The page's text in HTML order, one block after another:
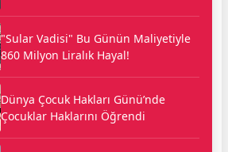
"Sular Vadisi" Bu Günün Maliyetiyle
860 Milyon Liralık Hayal!
Dünya Çocuk Hakları Günü’nde
Çocuklar Haklarını Öğrendi